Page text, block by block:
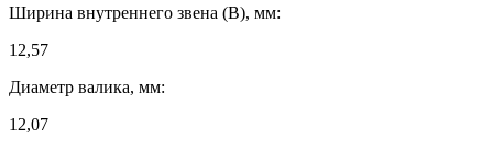
Ширина внутреннего звена (B), мм:
12,57
Диаметр валика, мм:
12,07